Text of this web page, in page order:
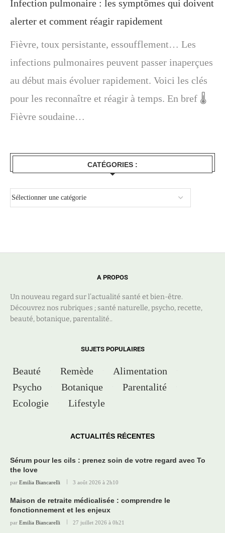
Infection pulmonaire : les symptômes qui doivent
alerter et comment réagir rapidement
Fièvre, toux persistante, essoufflement… Les
infections pulmonaires peuvent passer inaperçues
au début mais évoluer rapidement. Voici les clés
pour les reconnaître et réagir à temps. En bref 🌡️
Fièvre soudaine…
CATÉGORIES :
A PROPOS
Un nouveau regard sur l’actualité santé et bien-être.
Découvrez nos rubriques ; santé naturelle, psycho, recette,
beauté, botanique, parentalité..
SUJETS POPULAIRES
Beauté Remède
Alimentation
Psycho
Botanique
Parentalité
Ecologie
Lifestyle
ACTUALITÉS RÉCENTES
Sérum pour les cils : prenez soin de votre regard avec To
the love
par Emilia Biancarelli 3 août 2026 à 2h10
Maison de retraite médicalisée : comprendre le
fonctionnement et les enjeux
par Emilia Biancarelli 27 juillet 2026 à 0h21